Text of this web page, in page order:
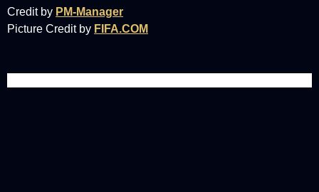
Credit by PM-Manager
Picture Credit by FIFA.COM